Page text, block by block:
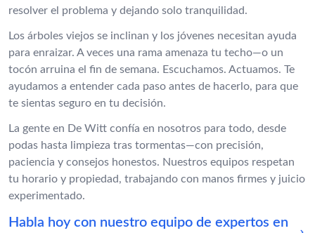
resolver el problema y dejando solo tranquilidad.
Los árboles viejos se inclinan y los jóvenes necesitan ayuda
para enraizar. A veces una rama amenaza tu techo—o un
tocón arruina el fin de semana. Escuchamos. Actuamos. Te
ayudamos a entender cada paso antes de hacerlo, para que
te sientas seguro en tu decisión.
La gente en De Witt confía en nosotros para todo, desde
podas hasta limpieza tras tormentas—con precisión,
paciencia y consejos honestos. Nuestros equipos respetan
tu horario y propiedad, trabajando con manos firmes y juicio
experimentado.
Habla hoy con nuestro equipo de expertos en